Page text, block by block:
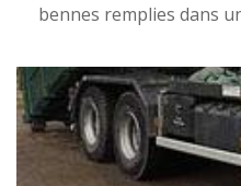
bennes remplies dans